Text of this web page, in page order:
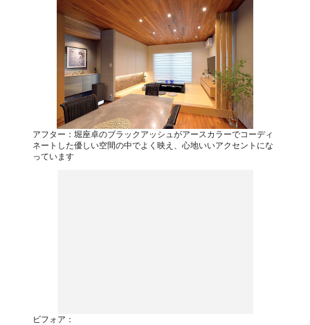
アフター：堀座卓のブラックアッシュがアースカラーでコーディ
ネートした優しい空間の中でよく映え、心地いいアクセントにな
っています
ビフォア：